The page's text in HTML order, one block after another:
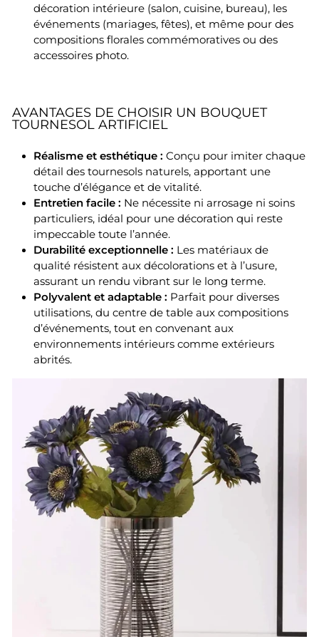
décoration intérieure (salon, cuisine, bureau), les
événements (mariages, fêtes), et même pour des
compositions florales commémoratives ou des
accessoires photo.
AVANTAGES DE CHOISIR UN BOUQUET
TOURNESOL ARTIFICIEL
Réalisme et esthétique : Conçu pour imiter chaque
détail des tournesols naturels, apportant une
touche d’élégance et de vitalité.
Entretien facile : Ne nécessite ni arrosage ni soins
particuliers, idéal pour une décoration qui reste
impeccable toute l’année.
Durabilité exceptionnelle : Les matériaux de
qualité résistent aux décolorations et à l’usure,
assurant un rendu vibrant sur le long terme.
Polyvalent et adaptable : Parfait pour diverses
utilisations, du centre de table aux compositions
d’événements, tout en convenant aux
environnements intérieurs comme extérieurs
abrités.